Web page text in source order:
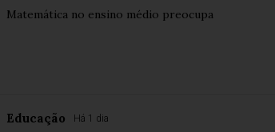
Matemática no ensino médio preocupa
Educação Há 1 dia